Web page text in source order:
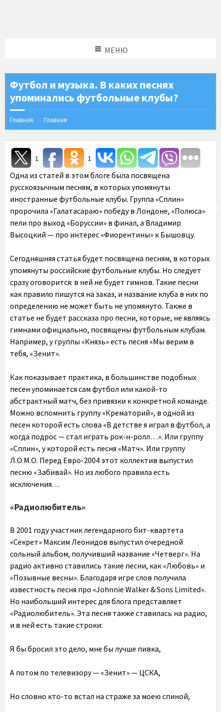
МЕНЮ
Футбол и музыка. В каких песнях
упоминались футбольные клубы?
Главная Главная
1 1
Одна из статей в этом блоге была посвящена
русскоязычным песням, в которых упомянуты
иностранные футбольные клубы. Группа «Сплин»
пророчила «Галатасараю» победу в Лондоне, «Полюса»
пели про выход «Боруссии» в финал, а Владимир
Высоцкий — про интерес «Фиорентины» к Бышовцу.
Сегодняшняя статья будет посвящена песням, в которых
упомянуты российские футбольные клубы. Но следует
сразу оговорится: в ней не будет гимнов. Такие песни
как правило пишутся на заказ, и название клуба в них по
определению не может быть не упомянуто. Также в
статье не будет рассказа про песни, которые, не являясь
гимнами официально, посвящены футбольным клубам.
Например, у группы «Князь» есть песня «Мы верим в
тебя, «Зенит».
Как показывает практика, в большинстве подобных
песен упоминается сам футбол или какой-то
абстрактный матч, без привязки к конкретной команде.
Можно вспомнить группу «Крематорий», в одной из
песен которой есть слова «В детстве я играл в футбол, а
когда подрос — стал играть рок-н-ролл…». Или группу
«Сплин», у которой есть песня «Матч». Или группу
Л.О.М.О. Перед Евро-2004 этот коллектив выпустил
песню «Забивай». Но из любого правила есть
исключения…
«Радиолюбитель»
В 2001 году участник легендарного бит-квартета
«Секрет» Максим Леонидов выпустил очередной
сольный альбом, получивший название «Четверг». На
радио активно ставились такие песни, как «Любовь» и
«Позывные весны». Благодаря игре слов получила
известность песня про «Johnnie Walker & Sons Limited».
Но наибольший интерес для блога представляет
«Радиолюбитель». Эта песня также ставилась на радио,
и в ней есть такие строки:
Я бы бросил это дело, мне бы лучше пивка,
А потом по телевизору — «Зенит» — ЦСКА,
Но словно кто-то встал на страже за моею спиной,